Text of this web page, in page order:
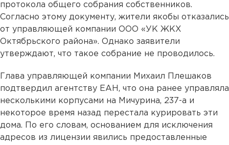
протокола общего собрания собственников.
Согласно этому документу, жители якобы отказались
от управляющей компании ООО «УК ЖКХ
Октябрьского района». Однако заявители
утверждают, что такое собрание не проводилось.
Глава управляющей компании Михаил Плешаков
подтвердил агентству ЕАН, что она ранее управляла
несколькими корпусами на Мичурина, 237-а и
некоторое время назад перестала курировать эти
дома. По его словам, основанием для исключения
адресов из лицензии явились предоставленные